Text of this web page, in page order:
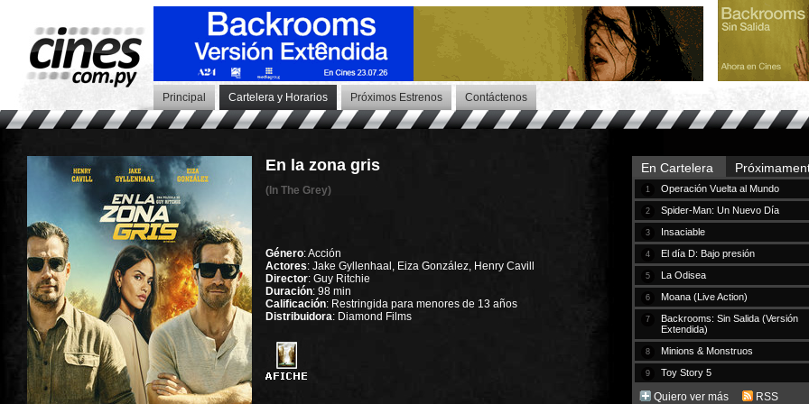
Principal Cartelera y Horarios Próximos Estrenos Contáctenos
En la zona gris
(In The Grey)
Género: Acción
Actores: Jake Gyllenhaal, Eiza González, Henry Cavill
Director: Guy Ritchie
Duración: 98 min
Calificación: Restringida para menores de 13 años
Distribuidora: Diamond Films
En Cartelera
1 Operación Vuelta al Mundo
2 Spider-Man: Un Nuevo Día
3 Insaciable
4 El día D: Bajo presión
5 La Odisea
6 Moana (Live Action)
7
Backrooms: Sin Salida (Versión
Extendida)
8 Minions & Monstruos
9 Toy Story 5
Quiero ver más RSS